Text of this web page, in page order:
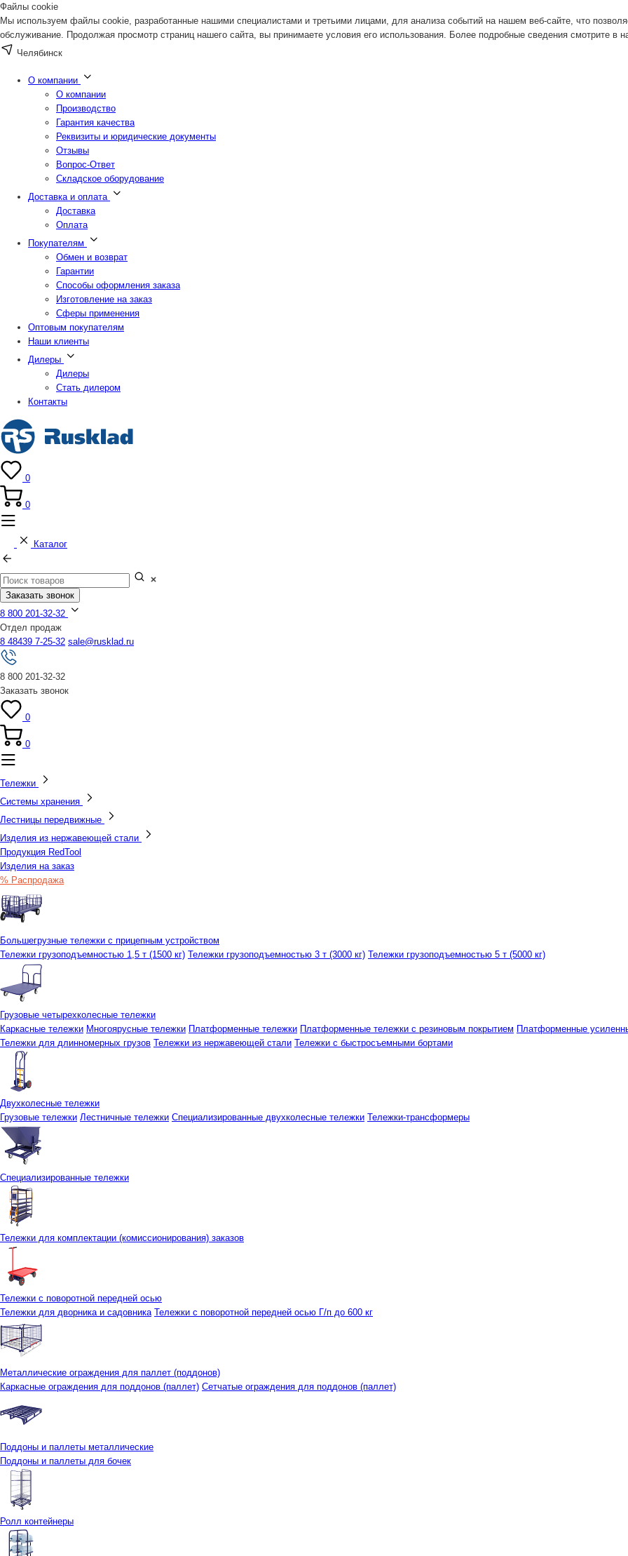
Файлы cookie
Мы используем файлы cookie, разработанные нашими специалистами и третьими лицами, для анализа событий на нашем веб-сайте, что
обслуживание. Продолжая просмотр страниц нашего сайта, вы принимаете условия его использования. Более подробные сведения смотрите в
Челябинск
О компании
О компании
Производство
Гарантия качества
Реквизиты и юридические документы
Отзывы
Вопрос-Ответ
Складское оборудование
Доставка и оплата
Доставка
Оплата
Покупателям
Обмен и возврат
Гарантии
Способы оформления заказа
Изготовление на заказ
Сферы применения
Оптовым покупателям
Наши клиенты
Дилеры
Дилеры
Стать дилером
Контакты
0
0
Каталог
Заказать звонок
8 800 201-32-32
Отдел продаж
8 48439 7-25-32 sale@rusklad.ru
8 800 201-32-32
Заказать звонок
0
0
Тележки
Системы хранения
Лестницы передвижные
Изделия из нержавеющей стали
Продукция RedTool
Изделия на заказ
% Распродажа
Большегрузные тележки с прицепным устройством
Тележки грузоподъемностью 1,5 т (1500 кг) Тележки грузоподъемностью 3 т (3000 кг) Тележки грузоподъемностью 5 т (5000 кг)
Грузовые четырехколесные тележки
Каркасные тележки Многоярусные тележки Платформенные тележки Платформенные тележки с резиновым покрытием Платформенные
Тележки для длинномерных грузов Тележки из нержавеющей стали Тележки с быстросъемными бортами
Двухколесные тележки
Грузовые тележки Лестничные тележки Специализированные двухколесные тележки Тележки-трансформеры
Специализированные тележки
Тележки для комплектации (комиссионирования) заказов
Тележки с поворотной передней осью
Тележки для дворника и садовника Тележки с поворотной передней осью Г/п до 600 кг
Металлические ограждения для паллет (поддонов)
Каркасные ограждения для поддонов (паллет) Сетчатые ограждения для поддонов (паллет)
Поддоны и паллеты металлические
Поддоны и паллеты для бочек
Ролл контейнеры